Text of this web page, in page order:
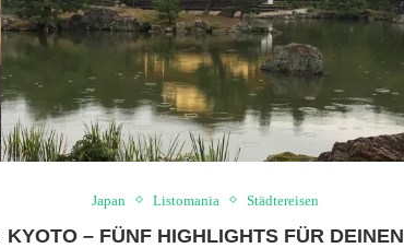
Japan Listomania Städtereisen
KYOTO – FÜNF HIGHLIGHTS FÜR DEINEN